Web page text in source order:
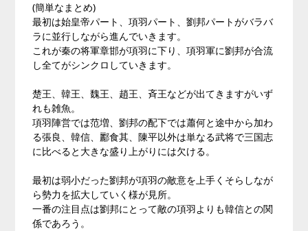
(簡単なまとめ)
最初は始皇帝パート、項羽パート、劉邦パートがバラバ
ラに並行しながら進んでいきます。
これが秦の将軍章邯が項羽に下り、項羽軍に劉邦が合流
し全てがシンクロしていきます。
楚王、韓王、魏王、趙王、斉王などが出てきますがいず
れも雑魚。
項羽陣営では范増、劉邦の配下では蕭何と途中から加わ
る張良、韓信、酈食其、陳平以外は単なる武将で三国志
に比べると大きな盛り上がりには欠ける。
最初は弱小だった劉邦が項羽の敵意を上手くそらしなが
ら勢力を拡大していく様が見所。
一番の注目点は劉邦にとって敵の項羽よりも韓信との関
係であろう。